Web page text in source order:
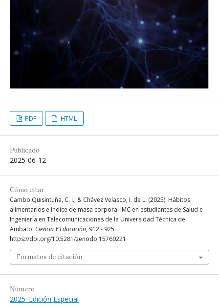
PDF HTML
Publicado
2025-06-12
Cómo citar
Cambo Quisintuña, C. I., & Chávez Velasco, I. de L. (2025). Hábitos
alimentarios e índice de masa corporal IMC en estudiantes de Salud e
Ingeniería en Telecomunicaciones de la Universidad Técnica de
Ambato. Ciencia Y Educación, 912 - 925.
https://doi.org/10.5281/zenodo.15760221
Formatos de citación
Número
2025: Edición Especial